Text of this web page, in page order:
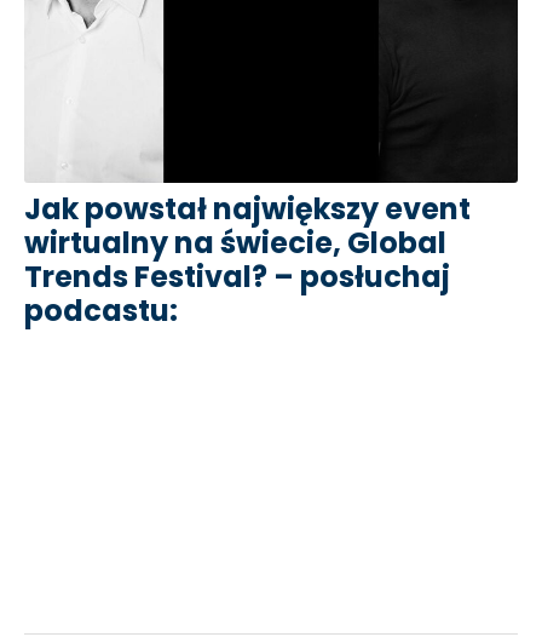
Jak powstał największy event
wirtualny na świecie, Global
Trends Festival? – posłuchaj
podcastu: